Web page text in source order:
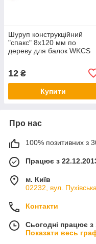
Шуруп конструкційний
"спакс" 8х120 мм по
дереву для балок WKCS
12 ₴
Купити
Про нас
100% позитивних з
Працює з
м. Київ
02232, вул.
Контакти
Сьогодні працює з
Показати весь